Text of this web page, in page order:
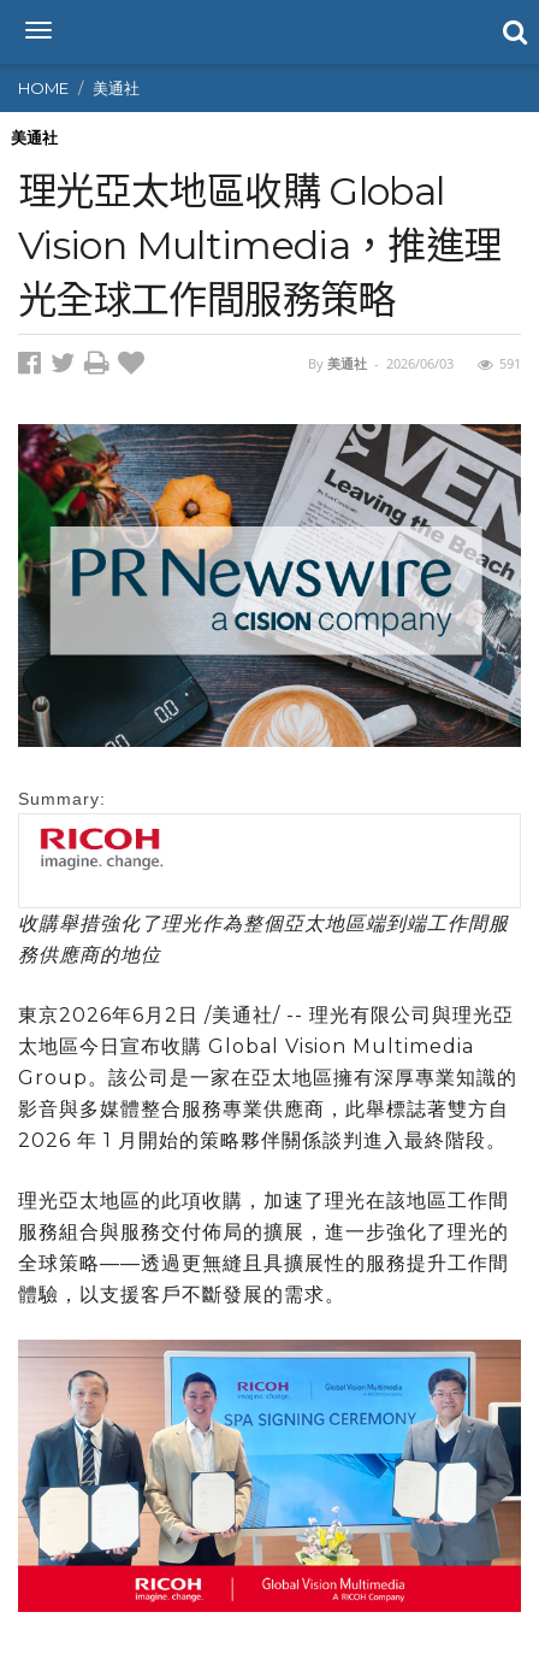
T
g
g
l
n
a
v
g
a
t
HOME 美通社
美通社
理光亞太地區收購 Global
Vision Multimedia，推進理
光全球工作間服務策略
By 美通社 - 2026/06/03 591
Summary:
收購舉措強化了理光作為整個亞太地區端到端工作間服
務供應商的地位
東京2026年6月2日 /美通社/ -- 理光有限公司與理光亞
太地區今日宣布收購 Global Vision Multimedia
Group。該公司是一家在亞太地區擁有深厚專業知識的
影音與多媒體整合服務專業供應商，此舉標誌著雙方自
2026 年 1 月開始的策略夥伴關係談判進入最終階段。
理光亞太地區的此項收購，加速了理光在該地區工作間
服務組合與服務交付佈局的擴展，進一步強化了理光的
全球策略——透過更無縫且具擴展性的服務提升工作間
體驗，以支援客戶不斷發展的需求。